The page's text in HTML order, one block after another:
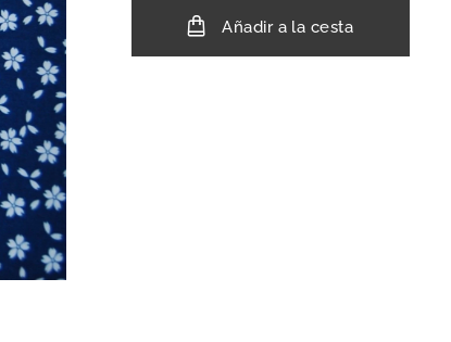
Añadir a la cesta